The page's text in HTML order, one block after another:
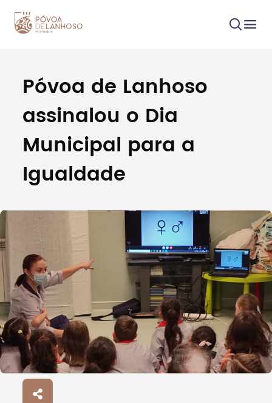
Procurar
Tipo de conteúdo
Filtros
Póvoa de Lanhoso
assinalou o Dia
Municipal para a
Igualdade